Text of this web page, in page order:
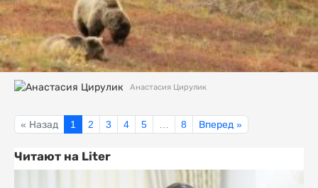
Анастасия Цирулик
« Назад 1 2 3 4 5 … 8 Вперед »
Читают на Liter